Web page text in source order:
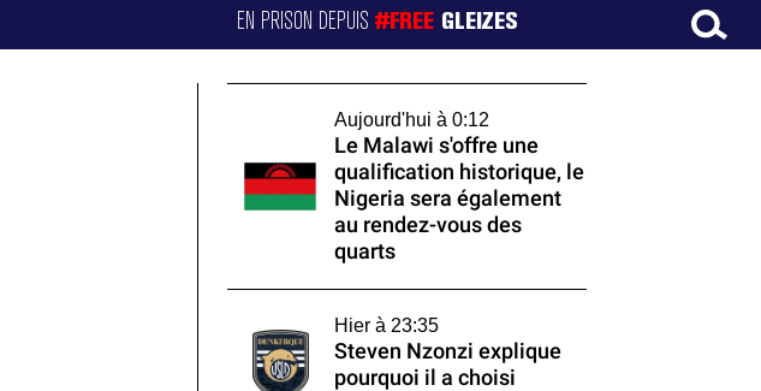
EN PRISON DEPUIS#FREE GLEIZES
Aujourd'hui à 0:12
Le Malawi s'offre une
qualification historique, le
Nigeria sera également
au rendez-vous des
quarts
Hier à 23:35
Steven Nzonzi explique
pourquoi il a choisi